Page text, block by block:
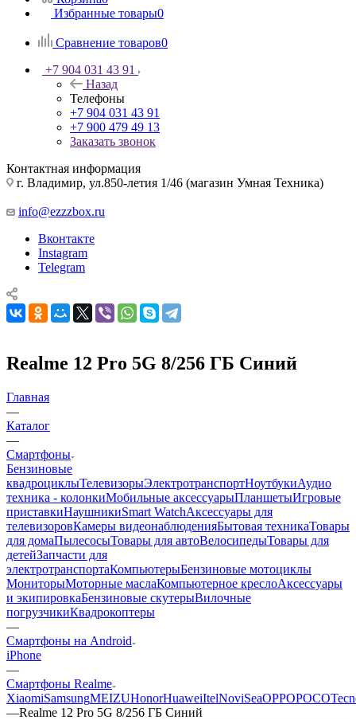
Избранные товары0
Сравнение товаров0
+7 904 031 43 91
Назад
Телефоны
+7 904 031 43 91
+7 900 479 49 13
Заказать звонок
Контактная информация
г. Владимир, ул.850-летия 1/46 (магазин Умная Техника)
info@ezzzbox.ru
Вконтакте
Instagram
Telegram
Realme 12 Pro 5G 8/256 ГБ Синий
Главная
—
Каталог
—
Смартфоны
Бензиновые
квадроциклыТелевизорыЭлектротранспортНоутбукиАудио
техника - колонкиМобильные аксессуарыПланшетыИгровые
приставкиНаушникиSmart WatchАксессуары для
телевизоровКамеры видеонаблюденияБытовая техникаТовары
для домаПылесосыТовары для автоВелосипедыТовары для
детейЗапчасти для
электротранспортаКомпьютерыБензиновые мотоциклы
МониторыМоторные маслаКомпьютерное креслоАксессуары
и экипировкаБензиновые скутерыВилочные
погрузчикиКвадрокоптеры
—
Смартфоны на Android
iPhone
—
Смартфоны Realme
XiaomiSamsungMEIZUHonorHuaweiItelNoviSeaOPPOPOCO
—Realme 12 Pro 5G 8/256 ГБ Синий